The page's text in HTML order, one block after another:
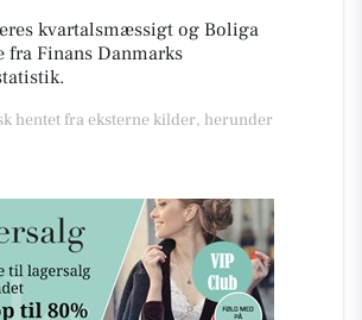
kvartalsmæssigt og Boliga
fra Finans Danmarks
hentet fra eksterne kilder, herunder